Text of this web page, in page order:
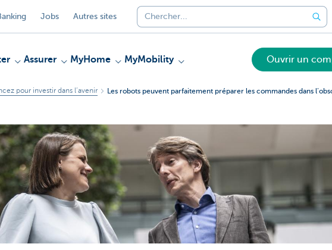
Jobs Autres sites
Assurer MyHome MyMobility Ouvrir un
pour investir dans l’avenir Les robots peuvent parfaitement préparer les commandes dans